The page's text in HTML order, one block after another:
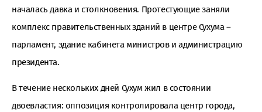
началась давка и столкновения. Протестующие заняли
комплекс правительственных зданий в центре Сухума –
парламент, здание кабинета министров и администрацию
президента.
В течение нескольких дней Сухум жил в состоянии
двоевластия: оппозиция контролировала центр города,